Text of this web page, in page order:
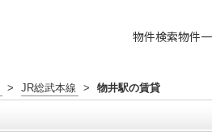
物件検索物件
> JR総武本線 > 物井駅の賃貸